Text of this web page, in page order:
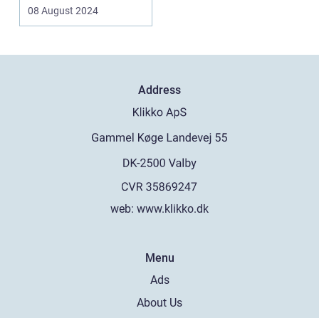
og fodboldrej...
08 August 2024
Address
web: www.klikko.dk
Menu
Ads
About Us